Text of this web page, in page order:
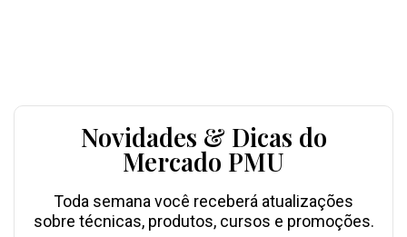
Novidades & Dicas do
Mercado PMU
Toda semana você receberá atualizações
sobre técnicas, produtos, cursos e promoções.